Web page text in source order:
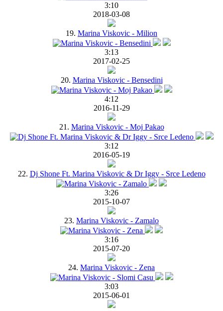
3:10
2018-03-08
19. Marina Viskovic - Milion
3:13
2017-02-25
20. Marina Viskovic - Bensedini
4:12
2016-11-29
21. Marina Viskovic - Moj Pakao
3:12
2016-05-19
22. Dj Shone Ft. Marina Viskovic & Dr Iggy - Srce Ledeno
3:26
2015-10-07
23. Marina Viskovic - Zamalo
3:16
2015-07-20
24. Marina Viskovic - Zena
3:03
2015-06-01